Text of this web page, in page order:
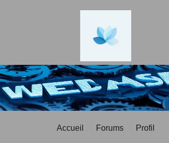
Accueil Forums Profil